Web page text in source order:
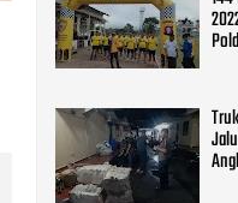
Honorer Teknis Adminitrasi
Informasi Pengahapusan